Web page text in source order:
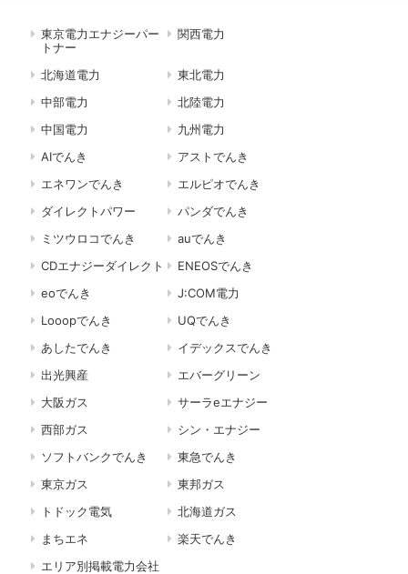
東京電力エナジーパー
トナー
関西電力
北海道電力
東北電力
中部電力
北陸電力
中国電力
九州電力
AIでんき
アストでんき
エネワンでんき
エルピオでんき
ダイレクトパワー
パンダでんき
ミツウロコでんき
auでんき
CDエナジーダイレクト
ENEOSでんき
eoでんき
J:COM電力
Looopでんき
UQでんき
あしたでんき
イデックスでんき
出光興産
エバーグリーン
大阪ガス
サーラeエナジー
西部ガス
シン・エナジー
ソフトバンクでんき
東急でんき
東京ガス
東邦ガス
トドック電気
北海道ガス
まちエネ
楽天でんき
エリア別掲載電力会社